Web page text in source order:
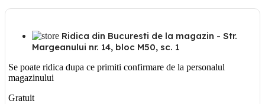
Ridica din Bucuresti de la magazin - Str.
Margeanului nr. 14, bloc M50, sc. 1
Se poate ridica dupa ce primiti confirmare de la personalul
magazinului
Gratuit